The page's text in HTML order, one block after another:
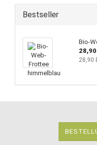
Bestseller
Bio-
28,90
28,90